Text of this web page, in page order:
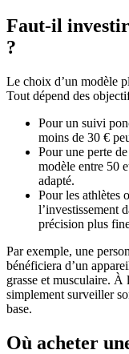
Faut-il
?
Le choix d’un modèle
Tout dépend des
Pour un suivi
moins de 30 €
Pour une perte
modèle entre 50
adapté.
Pour les athlètes
l’investissement
précision plus
Par exemple, une
bénéficiera d’un
grasse et musculaire. À
simplement surveiller
base.
Où acheter